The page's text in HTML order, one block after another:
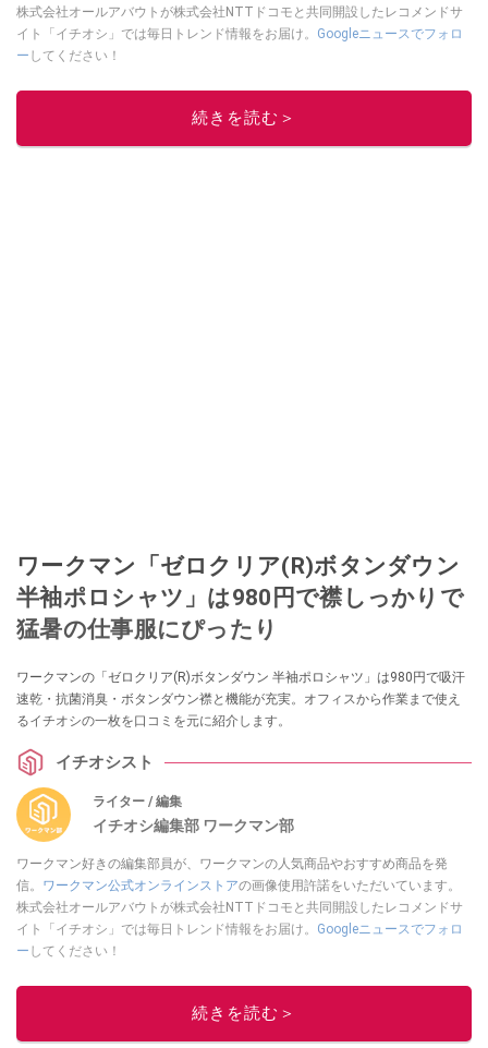
株式会社オールアバウトが株式会社NTTドコモと共同開設したレコメンドサ
イト「イチオシ」では毎日トレンド情報をお届け。 Googleニュースでフォロ
ー してください！
このイチオシストの他の記事を読む
続きを読む＞
ワークマン「ゼロクリア(R)ボタンダウン
半袖ポロシャツ」は980円で襟しっかりで
猛暑の仕事服にぴったり
ワークマンの「ゼロクリア(R)ボタンダウン 半袖ポロシャツ」は980円で吸汗
速乾・抗菌消臭・ボタンダウン襟と機能が充実。オフィスから作業まで使え
るイチオシの一枚を口コミを元に紹介します。
イチオシスト
ライター / 編集
イチオシ編集部 ワークマン部
ワークマン好きの編集部員が、ワークマンの人気商品やおすすめ商品を発
信。 ワークマン公式オンラインストアの画像使用許諾をいただいています。
株式会社オールアバウトが株式会社NTTドコモと共同開設したレコメンドサ
イト「イチオシ」では毎日トレンド情報をお届け。 Googleニュースでフォロ
ー してください！
このイチオシストの他の記事を読む
続きを読む＞